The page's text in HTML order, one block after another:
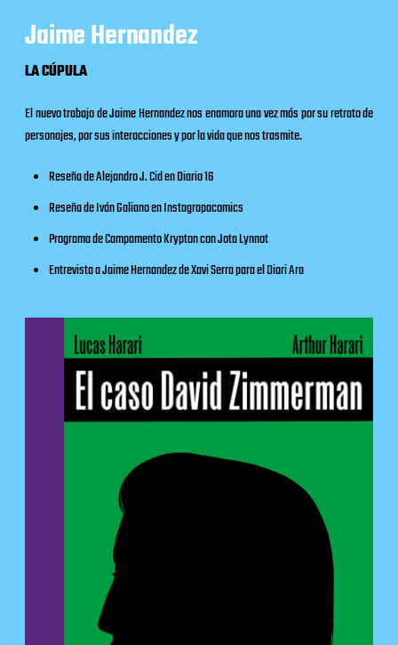
Jaime Hernandez
LA CÚPULA
El nuevo trabajo de Jaime Hernandez nos enamora una vez más por su retrato de
personajes, por sus interacciones y por la vida que nos trasmite.
Reseña de Alejandro J. Cid enDiario 16
Reseña de Iván Galiano enInstagrapacomics
Programa deCampamento Kryptoncon Jota Lynnot
Entrevista a Jaime Hernandez de Xavi Serra para elDiari Ara